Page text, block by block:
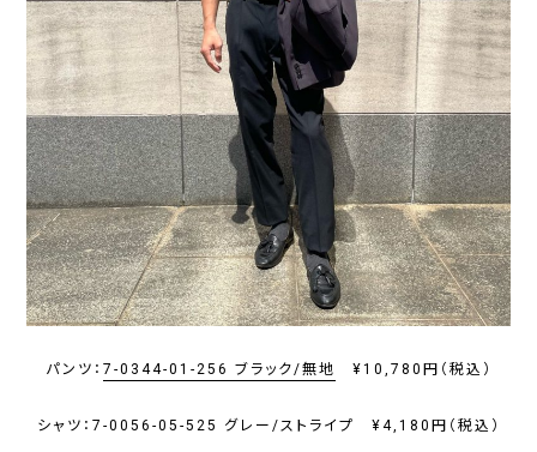
パンツ： 7-0344-01-256 ブラック/無地 ¥10,780円（税込）
シャツ：7-0056-05-525 グレー/ストライプ ¥4,180円（税込）